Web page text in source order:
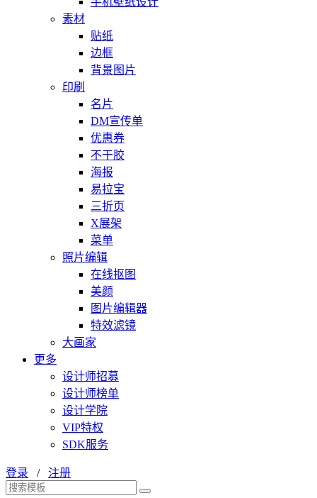
素材
贴纸
边框
背景图片
印刷
名片
DM宣传单
优惠券
不干胶
海报
易拉宝
三折页
X展架
菜单
照片编辑
在线抠图
美颜
图片编辑器
特效滤镜
大画家
更多
设计师招募
设计师榜单
设计学院
VIP特权
SDK服务
登录 / 注册